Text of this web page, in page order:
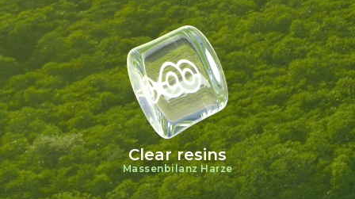
Clear resins
Massenbilanz Harze